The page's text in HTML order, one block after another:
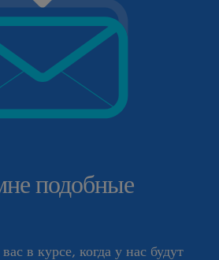
подобные
в курсе, когда у нас будут